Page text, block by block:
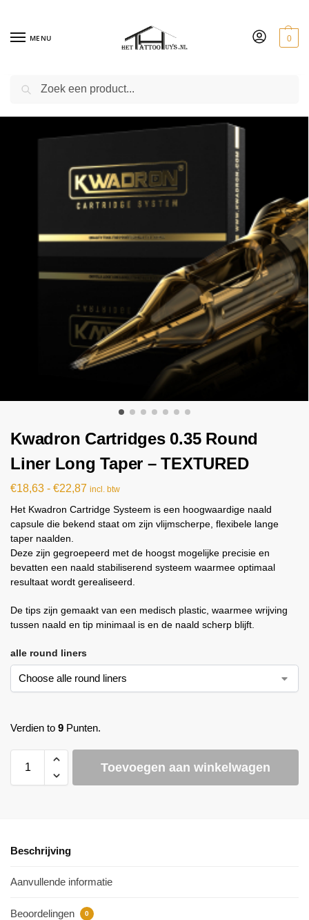
MENU 0
Kwadron Cartridges 0.35 Round
Liner Long Taper – TEXTURED
€18,63 - €22,87 incl. btw
Het Kwadron Cartridge Systeem is een hoogwaardige naald
capsule die bekend staat om zijn vlijmscherpe, flexibele lange
taper naalden.
Deze zijn gegroepeerd met de hoogst mogelijke precisie en
bevatten een naald stabiliserend systeem waarmee optimaal
resultaat wordt gerealiseerd.
De tips zijn gemaakt van een medisch plastic, waarmee wrijving
tussen naald en tip minimaal is en de naald scherp blijft.
alle round liners
Verdien to 9 Punten.
Toevoegen aan winkelwagen
Beschrijving
Aanvullende informatie
Beoordelingen 0